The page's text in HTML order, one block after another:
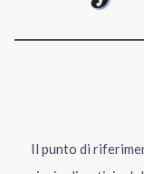
Il punto di